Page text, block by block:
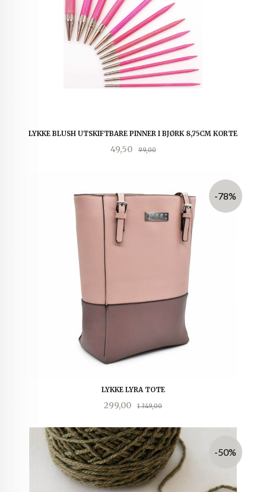
LYKKE BLUSH UTSKIFTBARE PINNER I BJØRK 8,75CM KORTE
Tilbud
49,50 99,00Rabatt
LYKKE LYRA TOTE
Tilbud
299,00 1 349,00Rabatt
-78%
-50%